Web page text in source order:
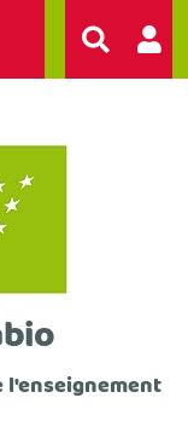
l'enseignement